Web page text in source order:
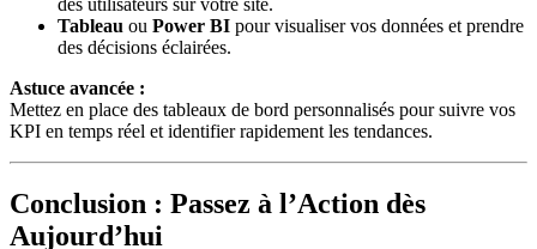
des utilisateurs sur votre site.
Tableau ou Power BI pour visualiser vos données et prendre
des décisions éclairées.
Astuce avancée :
Mettez en place des tableaux de bord personnalisés pour suivre vos
KPI en temps réel et identifier rapidement les tendances.
Conclusion : Passez à l’Action dès
Aujourd’hui